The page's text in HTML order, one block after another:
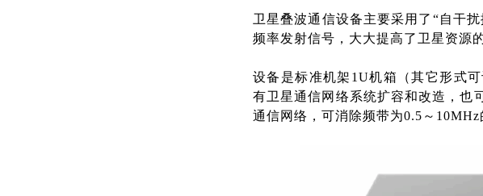
卫星叠波通信设备主要采用了“自干
频率发射信号，大大提高了卫星资源
设备是标准机架1U机箱（其它形式
有卫星通信网络系统扩容和改造，也
通信网络，可消除频带为0.5～